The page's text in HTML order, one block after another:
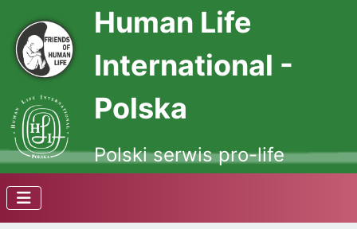
Human Life
International -
Polska
Polski serwis pro-life